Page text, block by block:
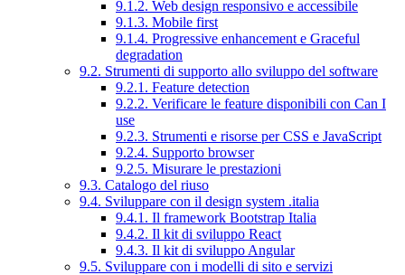
9.1.2. Web design responsivo e accessibile
9.1.3. Mobile first
9.1.4. Progressive enhancement e Graceful
degradation
9.2. Strumenti di supporto allo sviluppo del software
9.2.1. Feature detection
9.2.2. Verificare le feature disponibili con Can I
use
9.2.3. Strumenti e risorse per CSS e JavaScript
9.2.4. Supporto browser
9.2.5. Misurare le prestazioni
9.3. Catalogo del riuso
9.4. Sviluppare con il design system .italia
9.4.1. Il framework Bootstrap Italia
9.4.2. Il kit di sviluppo React
9.4.3. Il kit di sviluppo Angular
9.5. Sviluppare con i modelli di sito e servizi